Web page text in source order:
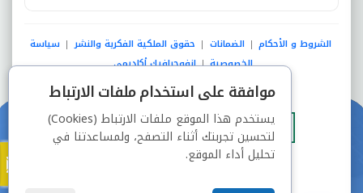
الشروط و الأحكام | الضمانات | حقوق الملكية الفكرية والنشر | سياسة
الخصوصية | انفوجرافيك أكاديمي
عضو فى
دفع آمن من خلال
موافقة على استخدام ملفات الارتباط
يستخدم هذا الموقع ملفات الارتباط (Cookies)
لتحسين تجربتك أثناء التصفح، ولمساعدتنا في
تحليل أداء الموقع.